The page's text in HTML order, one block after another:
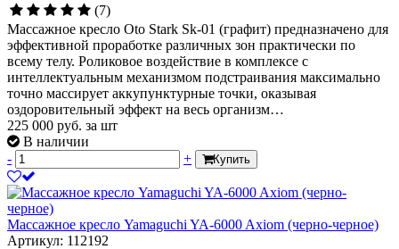
(7)
Массажное кресло Oto Stark Sk-01 (графит) предназначено для
эффективной проработке различных зон практически по
всему телу. Роликовое воздействие в комплексе с
интеллектуальным механизмом подстраивания максимально
точно массирует аккупунктурные точки, оказывая
оздоровительный эффект на весь организм…
225 000 руб. за шт
В наличии
-
+ Купить
Массажное кресло Yamaguchi YA-6000 Axiom (черно-черное)
Артикул: 112192